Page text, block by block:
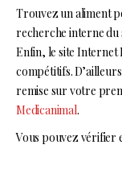
Trouvez un aliment
recherche interne du
Enfin, le site Internet
compétitifs.
remise sur votre
Medicanimal.
Vous pouvez vérifier